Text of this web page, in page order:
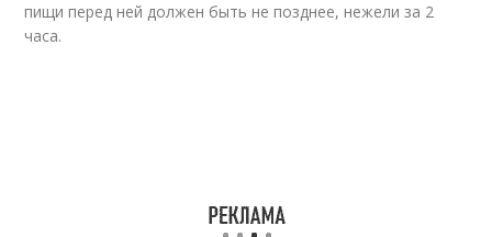
пищи перед ней должен быть не позднее, нежели за 2
часа.